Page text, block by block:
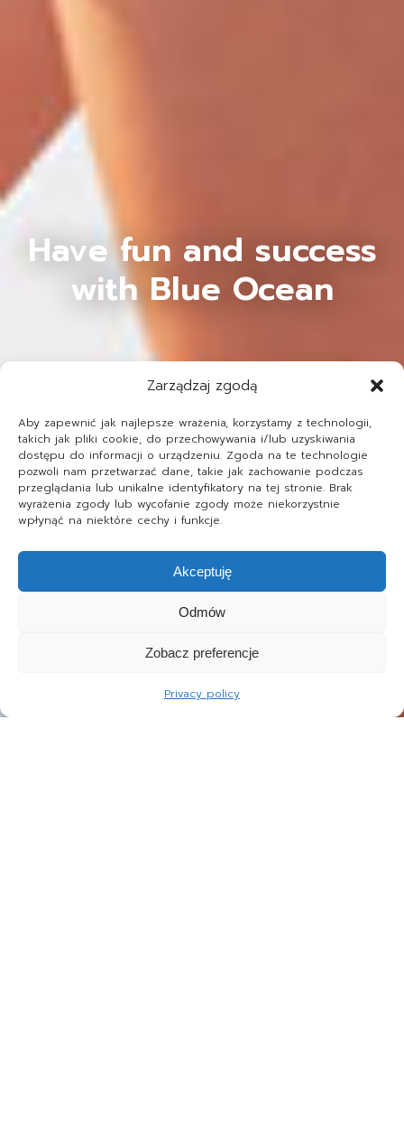
Zarządzaj zgodą
Aby zapewnić jak najlepsze wrażenia, korzystamy z technologii,
takich jak pliki cookie, do przechowywania i/lub uzyskiwania
dostępu do informacji o urządzeniu. Zgoda na te technologie
pozwoli nam przetwarzać dane, takie jak zachowanie podczas
przeglądania lub unikalne identyfikatory na tej stronie. Brak
wyrażenia zgody lub wycofanie zgody może niekorzystnie
wpłynąć na niektóre cechy i funkcje.
Akceptuję
Odmów
Zobacz preferencje
Privacy policy
Have fun and success
with Blue Ocean